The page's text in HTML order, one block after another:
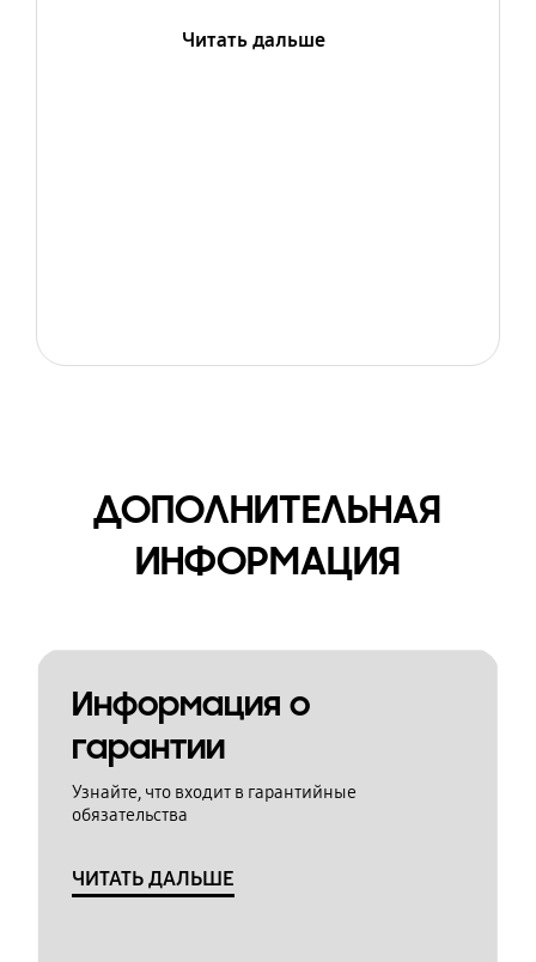
Читать дальше
ДОПОЛНИТЕЛЬНАЯ
ИНФОРМАЦИЯ
Информация о
гарантии
Узнайте, что входит в гарантийные
обязательства
ЧИТАТЬ ДАЛЬШЕ